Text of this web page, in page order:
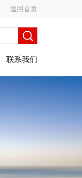
返回首页
联系我们